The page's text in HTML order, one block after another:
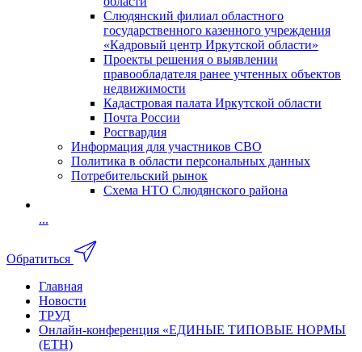
Слюдянский филиал областного
государственного казенного учреждения
«Кадровый центр Иркутской области»
Проекты решения о выявлении
правообладателя ранее учтенных объектов
недвижимости
Кадастровая палата Иркутской области
Почта России
Росгвардия
Информация для участников СВО
Политика в области персональных данных
Потребительский рынок
Схема НТО Слюдянского района
...
Обратиться
Главная
Новости
ТРУД
Онлайн-конференция «ЕДИНЫЕ ТИПОВЫЕ НОРМЫ
(ЕТН)